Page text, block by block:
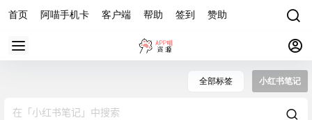
首页 阿喵手机卡 客户端 帮助 签到 赞助
全部标签 小红书笔记